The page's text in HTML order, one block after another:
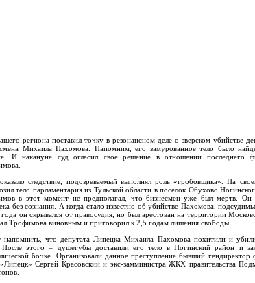
региона поставил точку в резонансном деле о зверском убийстве
Михаила Пахомова. Напомним, его замурованное тело было
И накануне суд огласил свое решение в отношении последнего
следствие, подозреваемый выполнял роль «гробовщика». На
тело парламентария из Тульской области в поселок Обухово
в этот момент не предполагал, что бизнесмен уже был мертв. Он
без сознания. А когда стало известно об убийстве Пахомова,
года он скрывался от правосудия, но был арестован на территории
Трофимова виновным и приговорил к 2,5 годам лишения свободы.
напомнить, что депутата Липецка Михаила Пахомова похитили и
После этого – душегубы доставили его тело в Ногинский район и
бочке. Организовали данное преступление бывший гендиректор
Сергей Красовский и экс-замминистра ЖКХ правительства